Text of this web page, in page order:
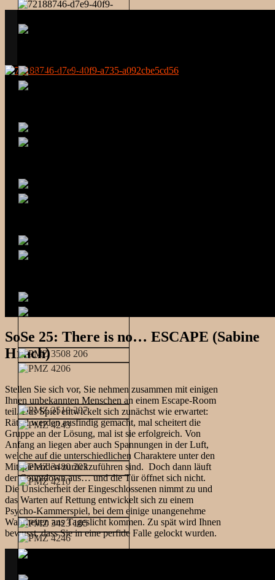
SoSe 25: There is no… ESCAPE (Sabine
Hrach)
Stellen Sie sich vor, Sie nehmen zusammen mit einigen
Ihnen unbekannten Menschen an einem Escape-Room
teil. Das Spiel entwickelt sich zunächst wie erwartet:
Rätsel werden ausfindig gemacht, mal scheitert die
Gruppe an der Lösung, mal ist sie erfolgreich. Von
Anfang an liegen aber auch Spannungen in der Luft,
welche auf die unterschiedlichen Charaktere unter den
Mitspielenden zurückzuführen sind. Doch dann läuft
der Countdown aus… und die Tür öffnet sich nicht.
Die Unsicherheit der Eingeschlossenen nimmt zu und
das Warten auf Rettung entwickelt sich zu einem
Psycho-Kammerspiel, bei dem einige unangenehme
Wahrheiten ans Tageslicht kommen. Zu spät wird Ihnen
bewusst, dass Sie in eine perfide Falle gelockt wurden.